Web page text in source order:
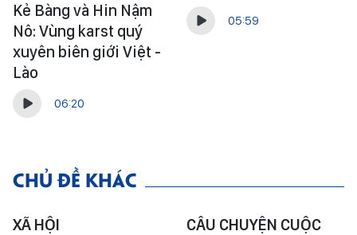
Kẻ Bàng và Hin Nậm
Nô: Vùng karst quý
xuyên biên giới Việt -
Lào
06:20
05:59
CHỦ ĐỀ KHÁC
XÃ HỘI
CÂU CHUYỆN CUỘC